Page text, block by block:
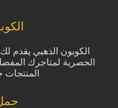
الكوبون الذهبي يقدم
الحصرية لمتاجرك
المنتجات